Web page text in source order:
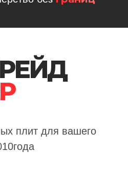
плит для вашего